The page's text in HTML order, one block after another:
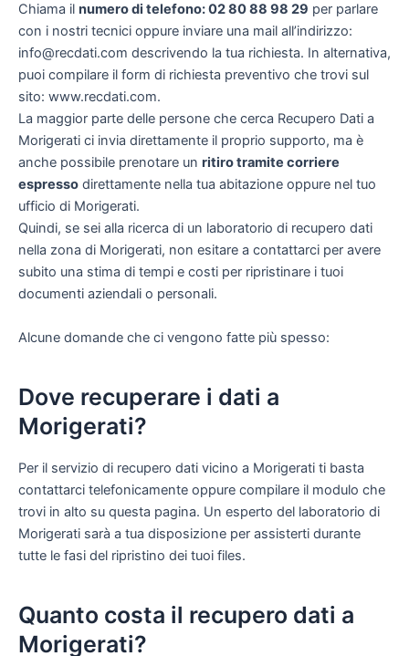
Chiama il numero di telefono: 02 80 88 98 29 per parlare
con i nostri tecnici oppure inviare una mail all’indirizzo:
info@recdati.com descrivendo la tua richiesta. In alternativa,
puoi compilare il form di richiesta preventivo che trovi sul
sito: www.recdati.com.
La maggior parte delle persone che cerca Recupero Dati a
Morigerati ci invia direttamente il proprio supporto, ma è
anche possibile prenotare un ritiro tramite corriere
espresso direttamente nella tua abitazione oppure nel tuo
ufficio di Morigerati.
Quindi, se sei alla ricerca di un laboratorio di recupero dati
nella zona di Morigerati, non esitare a contattarci per avere
subito una stima di tempi e costi per ripristinare i tuoi
documenti aziendali o personali.
Alcune domande che ci vengono fatte più spesso:
Dove recuperare i dati a
Morigerati?
Per il servizio di recupero dati vicino a Morigerati ti basta
contattarci telefonicamente oppure compilare il modulo che
trovi in alto su questa pagina. Un esperto del laboratorio di
Morigerati sarà a tua disposizione per assisterti durante
tutte le fasi del ripristino dei tuoi files.
Quanto costa il recupero dati a
Morigerati?